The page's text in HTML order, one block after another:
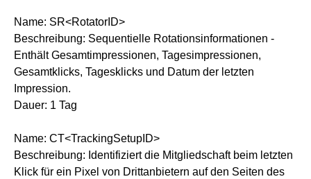
Name: SR<RotatorID>
Beschreibung: Sequentielle Rotationsinformationen -
Enthält Gesamtimpressionen, Tagesimpressionen,
Gesamtklicks, Tagesklicks und Datum der letzten
Impression.
Dauer: 1 Tag
Name: CT<TrackingSetupID>
Beschreibung: Identifiziert die Mitgliedschaft beim letzten
Klick für ein Pixel von Drittanbietern auf den Seiten des